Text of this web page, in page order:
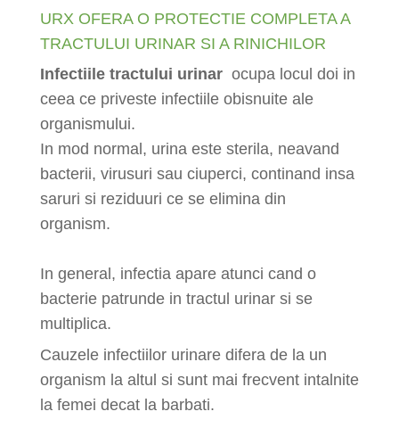
URX OFERA O PROTECTIE COMPLETA A
TRACTULUI URINAR SI A RINICHILOR
Infectiile tractului urinar ocupa locul doi in
ceea ce priveste infectiile obisnuite ale
organismului.
In mod normal, urina este sterila, neavand
bacterii, virusuri sau ciuperci, continand insa
saruri si reziduuri ce se elimina din
organism.
In general, infectia apare atunci cand o
bacterie patrunde in tractul urinar si se
multiplica.
Cauzele infectiilor urinare difera de la un
organism la altul si sunt mai frecvent intalnite
la femei decat la barbati.